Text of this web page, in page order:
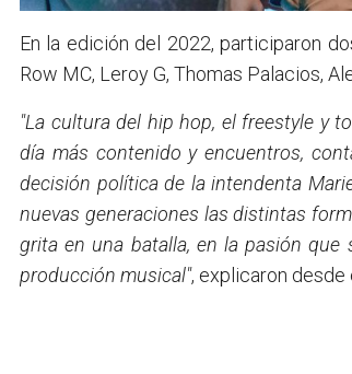
En la edición del 2022, participaron
Row MC, Leroy G, Thomas Palacios,
"La cultura del hip hop, el freestyle y
día más contenido y encuentros,
decisión política de la intendenta
nuevas generaciones las distintas
grita en una batalla, en la pasión
producción musical", explicaron